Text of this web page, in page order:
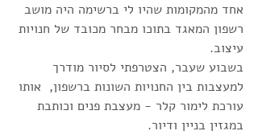
אחד מהמקומות שהיו לי ברשימה היה מושב
רשפון המאגד בתוכו מבחר מכובד של חנויות
עיצוב.
בשבוע שעבר, הצטרפתי לסיור מודרך
למעצבות בין החנויות השונות ברשפון,  אותו
עורכת לימור קלר - מעצבת פנים וכותבת
במגזין בניין ודיור.